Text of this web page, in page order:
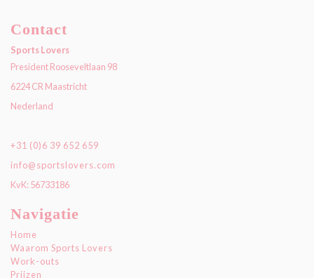
Contact
Sports Lovers
President Rooseveltlaan 98
6224 CR Maastricht
Nederland
+31 (0)6 39 652 659
info@sportslovers.com
KvK: 56733186
Navigatie
Home
Waarom Sports Lovers
Work-outs
Prijzen